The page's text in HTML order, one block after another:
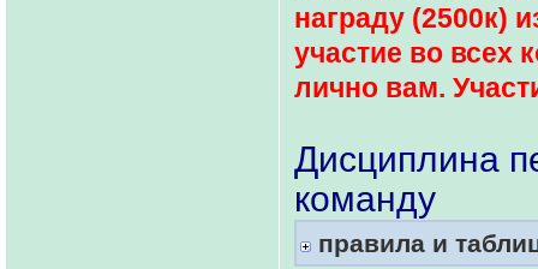
награду (2500к)
участие во всех
лично вам.
Дисциплина
команду
правила и